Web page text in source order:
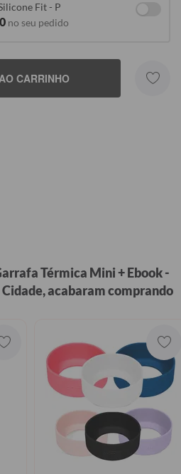
Fit - P
no seu pedido
CARRINHO
Térmica Mini + Ebook -
acabaram comprando